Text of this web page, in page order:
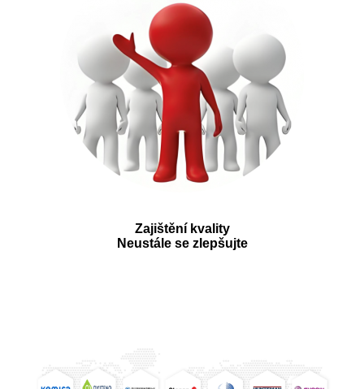
Zajištění kvality
Neustále se zlepšujte